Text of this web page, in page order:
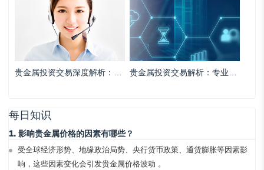
贵金属投资交易深度解析：专业策略与市场前瞻指导 贵金属投资交易解析：专业策略与风险管理的权威指南
每日知识
1. 影响贵金属价格的因素有哪些？
受全球经济形势、地缘政治局势、央行货币政策、通货膨胀等因素影
响，这些因素变化会引发贵金属价格波动 。